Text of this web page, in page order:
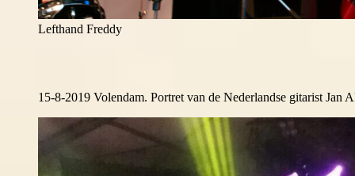
Lefthand Freddy
15-8-2019 Volendam. Portret van de Nederlandse gitarist Jan